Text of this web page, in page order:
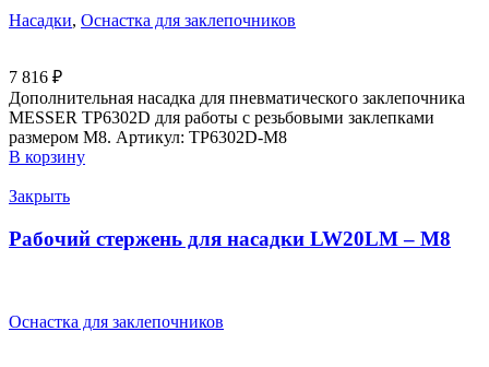
Насадки, Оснастка для заклепочников
7 816 ₽
Дополнительная насадка для пневматического заклепочника
MESSER TP6302D для работы с резьбовыми заклепками
размером М8. Артикул: TP6302D-М8
В корзину
Закрыть
Рабочий стержень для насадки LW20LM – M8
Оснастка для заклепочников